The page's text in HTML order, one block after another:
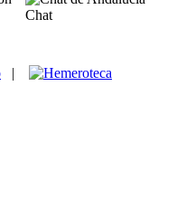
Chat
|